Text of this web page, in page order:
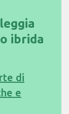
ibrida
di
e